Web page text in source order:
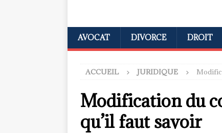
AVOCAT DIVORCE DROIT
ACCUEIL JURIDIQUE
Modification du
qu’il faut savoir